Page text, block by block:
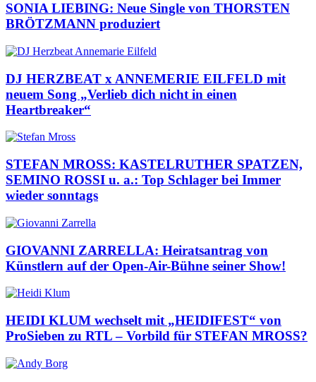
SONIA LIEBING: Neue Single von THORSTEN
BRÖTZMANN produziert
DJ HERZBEAT x ANNEMERIE EILFELD mit
neuem Song „Verlieb dich nicht in einen
Heartbreaker“
STEFAN MROSS: KASTELRUTHER SPATZEN,
SEMINO ROSSI u. a.: Top Schlager bei Immer
wieder sonntags
GIOVANNI ZARRELLA: Heiratsantrag von
Künstlern auf der Open-Air-Bühne seiner Show!
HEIDI KLUM wechselt mit „HEIDIFEST“ von
ProSieben zu RTL – Vorbild für STEFAN MROSS?